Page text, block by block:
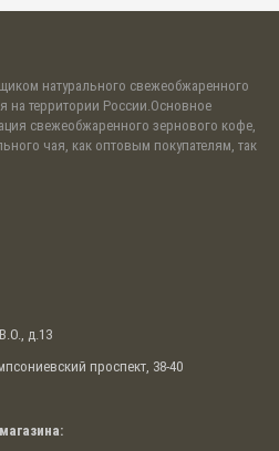
натурального свежеобжаренного
на территории России.Основное
свежеобжаренного зернового кофе,
чая, как оптовым покупателям, так
д.13
проспект, 38-40